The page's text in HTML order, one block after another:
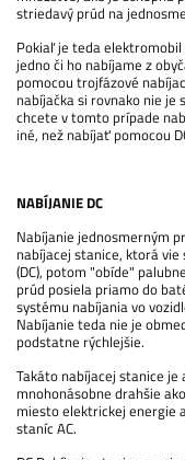
striedavý prúd na
Pokiaľ je teda elektromobil
jedno či ho nabíjame z
pomocou trojfázové
nabíjačka si rovnako nie je
chcete v tomto prípade
iné, než nabíjať pomocou
NABÍJANIE DC
Nabíjanie jednosmerným
nabíjacej stanice, ktorá
(DC), potom "obíde"
prúd posiela priamo do
systému nabíjania vo
Nabíjanie teda nie je
podstatne rýchlejšie.
Takáto nabíjacej stanice
mnohonásobne drahšie
miesto elektrickej energie
staníc AC.